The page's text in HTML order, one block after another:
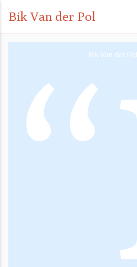
Bik Van der Pol
Bik Van der
“